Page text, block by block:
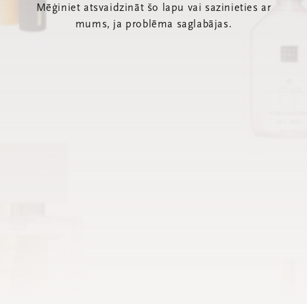
Mēģiniet atsvaidzināt šo lapu vai sazinieties ar
mums, ja problēma saglabājas.